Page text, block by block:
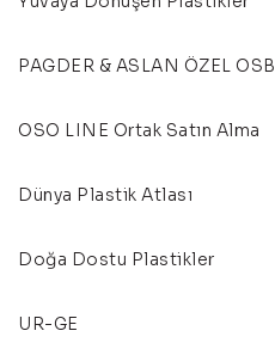
PAGDER & ASLAN ÖZEL OSB
OSO LINE Ortak Satın Alma
Dünya Plastik Atlası
Doğa Dostu Plastikler
UR-GE